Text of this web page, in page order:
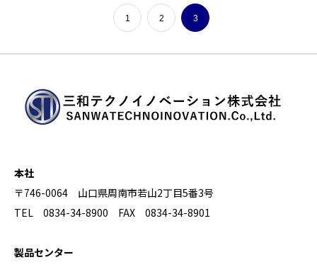
1 2 3
本社
〒746-0064 山口県周南市若山2丁目5番3号
TEL 0834-34-8900 FAX 0834-34-8901
製品センター